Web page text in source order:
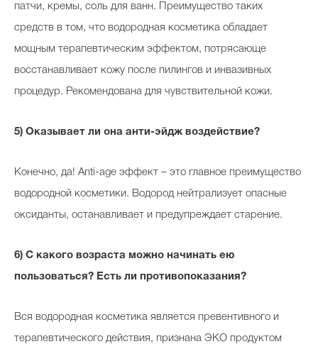
патчи, кремы, соль для ванн. Преимущество таких
средств в том, что водородная косметика обладает
мощным терапевтическим эффектом, потрясающе
восстанавливает кожу после пилингов и инвазивных
процедур. Рекомендована для чувствительной кожи.
5) Оказывает ли она анти-эйдж воздействие?
Конечно, да! Anti-age эффект – это главное преимущество
водородной косметики. Водород нейтрализует опасные
оксиданты, останавливает и предупреждает старение.
6) С какого возраста можно начинать ею
пользоваться? Есть ли противопоказания?
Вся водородная косметика является превентивного и
терапевтического действия, признана ЭКО продуктом